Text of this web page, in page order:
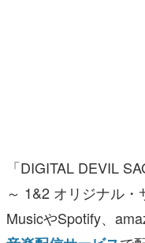
「DIGITAL DEVIL
～ 1&2 オリジナル
MusicやSpotify、